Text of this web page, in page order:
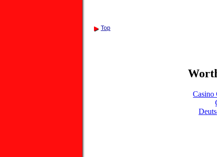
Top
Casino